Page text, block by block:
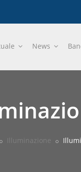
News
Illuminazione